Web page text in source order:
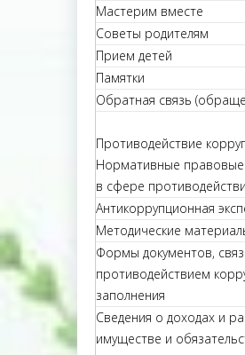
Мастерим вместе
Советы родителям
Прием детей
Памятки
Обратная связь
Противодействие
Нормативные
в сфере
Антикоррупционная
Методические
Формы документов,
противодействием
заполнения
Сведения о доходах и
имуществе и